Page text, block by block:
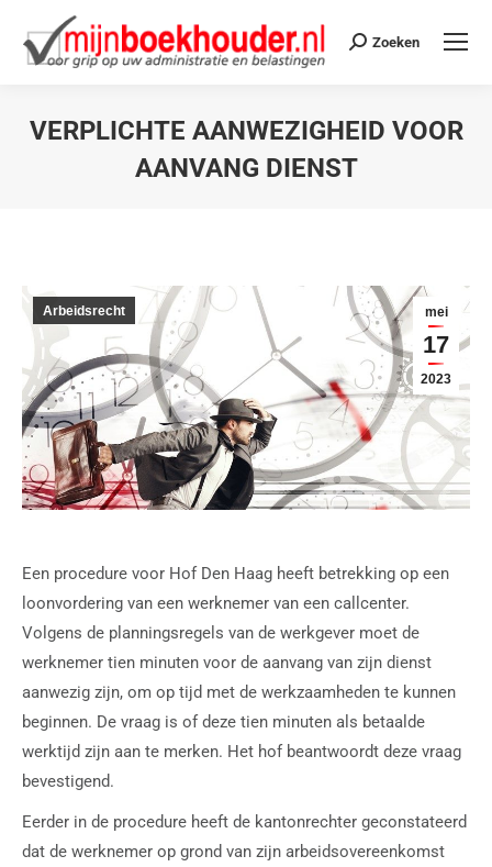
Zoeken
VERPLICHTE AANWEZIGHEID VOOR
AANVANG DIENST
mei
17
2023
Arbeidsrecht
Een procedure voor Hof Den Haag heeft betrekking op een
loonvordering van een werknemer van een callcenter.
Volgens de planningsregels van de werkgever moet de
werknemer tien minuten voor de aanvang van zijn dienst
aanwezig zijn, om op tijd met de werkzaamheden te kunnen
beginnen. De vraag is of deze tien minuten als betaalde
werktijd zijn aan te merken. Het hof beantwoordt deze vraag
bevestigend.
Eerder in de procedure heeft de kantonrechter geconstateerd
dat de werknemer op grond van zijn arbeidsovereenkomst